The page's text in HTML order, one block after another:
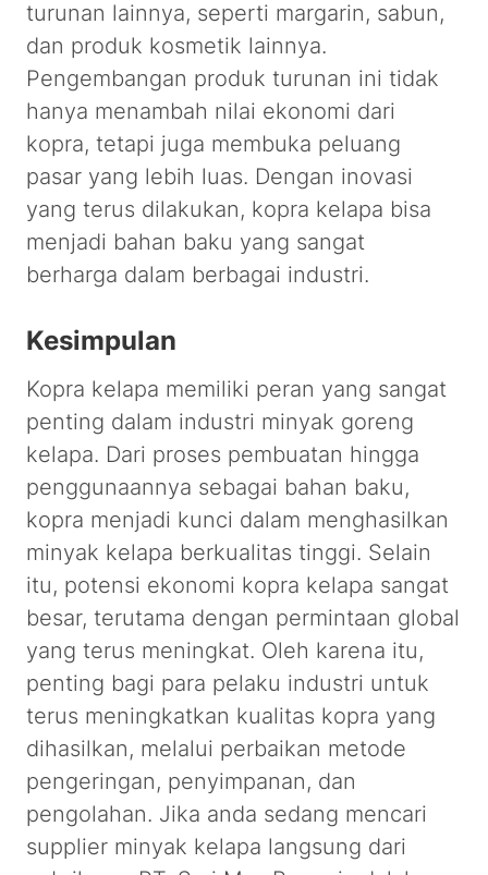
turunan lainnya, seperti margarin, sabun,
dan produk kosmetik lainnya.
Pengembangan produk turunan ini tidak
hanya menambah nilai ekonomi dari
kopra, tetapi juga membuka peluang
pasar yang lebih luas. Dengan inovasi
yang terus dilakukan, kopra kelapa bisa
menjadi bahan baku yang sangat
berharga dalam berbagai industri.
Kesimpulan
Kopra kelapa memiliki peran yang sangat
penting dalam industri minyak goreng
kelapa. Dari proses pembuatan hingga
penggunaannya sebagai bahan baku,
kopra menjadi kunci dalam menghasilkan
minyak kelapa berkualitas tinggi. Selain
itu, potensi ekonomi kopra kelapa sangat
besar, terutama dengan permintaan global
yang terus meningkat. Oleh karena itu,
penting bagi para pelaku industri untuk
terus meningkatkan kualitas kopra yang
dihasilkan, melalui perbaikan metode
pengeringan, penyimpanan, dan
pengolahan. Jika anda sedang mencari
supplier minyak kelapa langsung dari